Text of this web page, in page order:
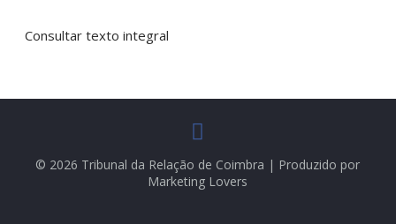
Consultar texto integral
© 2026 Tribunal da Relação de Coimbra | Produzido por
Marketing Lovers